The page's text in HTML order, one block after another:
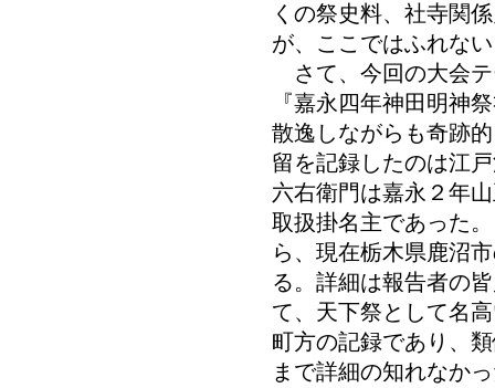
くの祭史料、社寺関
が、ここではふれな
さて、今回の大会
『嘉永四年神田明神
散逸しながらも奇跡
留を記録したのは江
六右衛門は嘉永２年
取扱掛名主であった
ら、現在栃木県鹿沼
る。詳細は報告者の
て、天下祭として名
町方の記録であり、
まで詳細の知れなか